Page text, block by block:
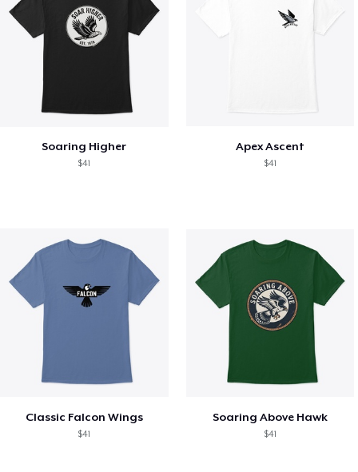
Soaring Higher
$41
Apex Ascent
$41
Classic Falcon Wings
$41
Soaring Above Hawk
$41